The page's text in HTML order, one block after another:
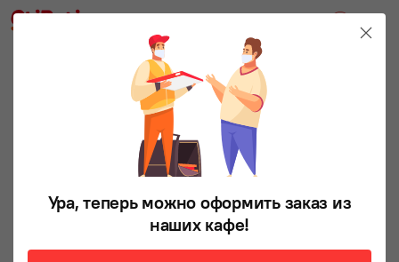
Ура, теперь можно оформить заказ из
наших кафе!